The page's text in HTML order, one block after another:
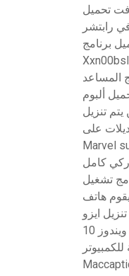
تحميل
رابتشر